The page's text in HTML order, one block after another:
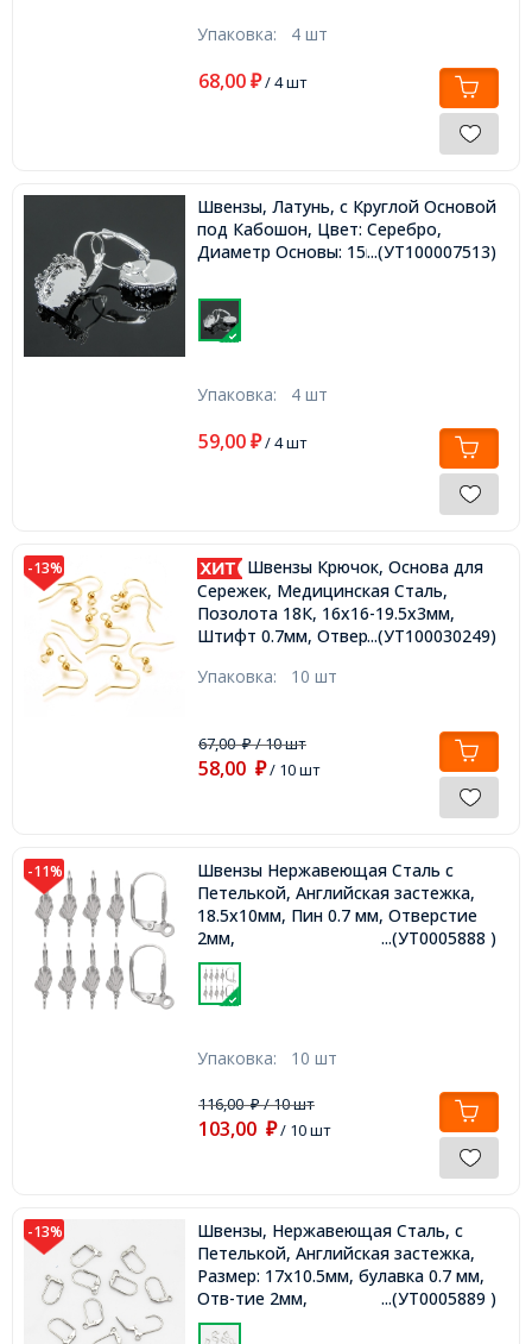
Упаковка: 4 шт
68,00 ₽/ 4 шт
Швензы, Латунь, c Круглой Основой
под Кабошон, Цвет: Серебро,
Диаметр Основы: 15мм,...(УТ100007513)
Упаковка: 4 шт
59,00 ₽/ 4 шт
-13%
Швензы Крючок, Основа для
Сережек, Медицинская Сталь,
Позолота 18К, 16х16-19.5х3мм,
Штифт 0.7мм, Отверстие 2мм,
...(УТ100030249)
Упаковка: 10 шт
67,00₽/ 10 шт
58,00 ₽/ 10 шт
-11%
Швензы Нержавеющая Сталь c
Петелькой, Английская застежка,
18.5х10мм, Пин 0.7 мм, Отверстие
2мм,
...(УТ0005888 )
Упаковка: 10 шт
116,00₽/ 10 шт
103,00 ₽/ 10 шт
-13%
Швензы, Нержавеющая Сталь, c
Петелькой, Английская застежка,
Размер: 17х10.5мм, булавка 0.7 мм,
Отв-тие 2мм,
...(УТ0005889 )